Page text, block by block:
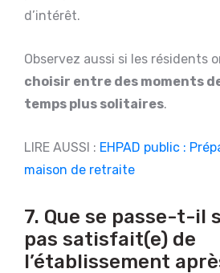
d’intérêt.
Observez aussi si les résidents
choisir entre des moments
temps plus solitaires.
LIRE AUSSI : EHPAD public :
maison de retraite
7. Que se passe-t-il
pas satisfait(e) de
l’établissement